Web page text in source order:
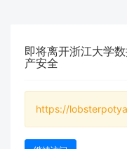
即将离开浙江大学
产安全
https://